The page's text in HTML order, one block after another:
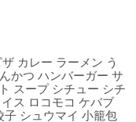
カレー ラーメン う
かつ ハンバーガー サ
スープ シチュー シチ
ス ロコモコ ケバブ
子 シュウマイ 小籠包